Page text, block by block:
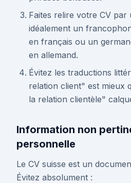
Faites relire votre CV
idéalement un
en français ou un
en allemand.
Évitez les traductions
relation client" est mieux
la relation clientèle"
Information non
personnelle
Le CV suisse est un
Évitez absolument :